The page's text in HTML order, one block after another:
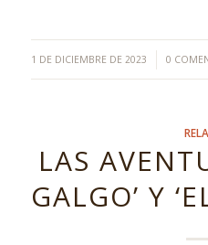
1 DE DICIEMBRE DE 2023
/ 0 /
LAS
GALGO’ Y